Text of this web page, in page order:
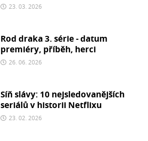
23. 03. 2026
Rod draka 3. série - datum
premiéry, příběh, herci
26. 06. 2026
Síň slávy: 10 nejsledovanějších
seriálů v historii Netflixu
23. 02. 2026